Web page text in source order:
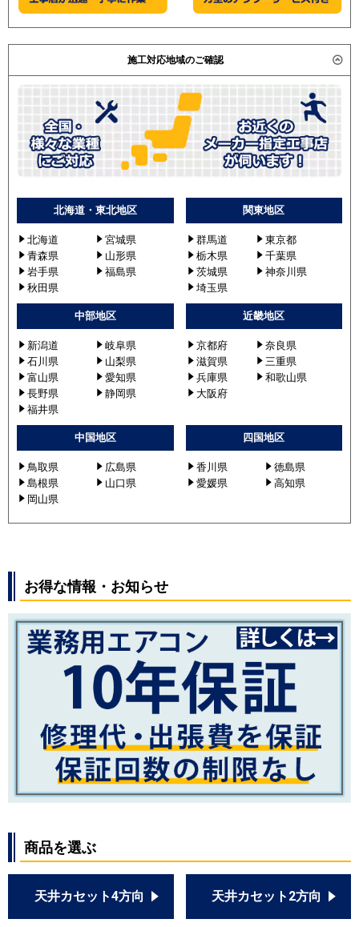
施工対応地域のご確認
北海道・東北地区
北海道
宮城県
青森県
山形県
岩手県
福島県
秋田県
関東地区
群馬道
東京都
栃木県
千葉県
茨城県
神奈川県
埼玉県
中部地区
新潟道
岐阜県
石川県
山梨県
富山県
愛知県
長野県
静岡県
福井県
近畿地区
京都府
奈良県
滋賀県
三重県
兵庫県
和歌山県
大阪府
中国地区
鳥取県
広島県
島根県
山口県
岡山県
四国地区
香川県
徳島県
愛媛県
高知県
お得な情報・お知らせ
商品を選ぶ
天井カセット4方向 天井カセット2方向